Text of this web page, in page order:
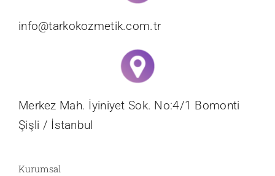
info@tarkokozmetik.com.tr
Merkez Mah. İyiniyet Sok. No:4/1 Bomonti
Şişli / İstanbul
Kurumsal